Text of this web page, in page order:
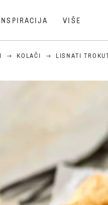
INSPIRACIJA VIŠE
KOLAČI LISNATI